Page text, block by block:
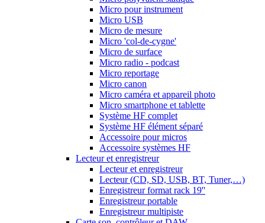
Micro pour instrument
Micro USB
Micro de mesure
Micro 'col-de-cygne'
Micro de surface
Micro radio - podcast
Micro reportage
Micro canon
Micro caméra et appareil photo
Micro smartphone et tablette
Système HF complet
Système HF élément séparé
Accessoire pour micros
Accessoire systèmes HF
Lecteur et enregistreur
Lecteur et enregistreur
Lecteur (CD, SD, USB, BT, Tuner,…)
Enregistreur format rack 19''
Enregistreur portable
Enregistreur multipiste